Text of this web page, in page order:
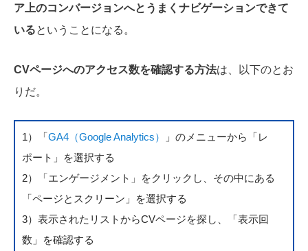
ア上のコンバージョンへとうまくナビゲーションできて
いるということになる。
CVページへのアクセス数を確認する方法は、以下のとお
りだ。
1）「GA4（Google Analytics）
」のメニューから「レ
ポート」を選択する
2）「エンゲージメント」をクリックし、その中にある
「ページとスクリーン」を選択する
3）表示されたリストからCVページを探し、「表示回
数」を確認する